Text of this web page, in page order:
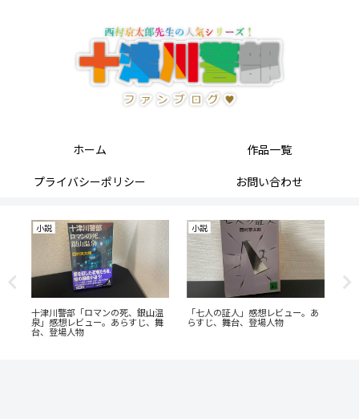
ホーム
作品一覧
プライバシーポリシー
お問い合わせ
小説
十津川警部「ロマンの死、銀山温
泉」感想レビュー。あらすじ、舞
台、登場人物
小説
「七人の証人」感想レビュー。あ
らすじ、舞台、登場人物